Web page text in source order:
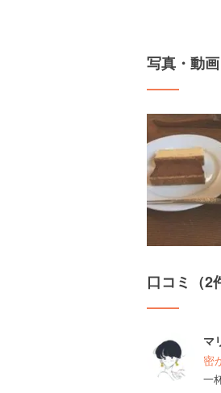
写真・動画
口コミ（2
マ
密
一